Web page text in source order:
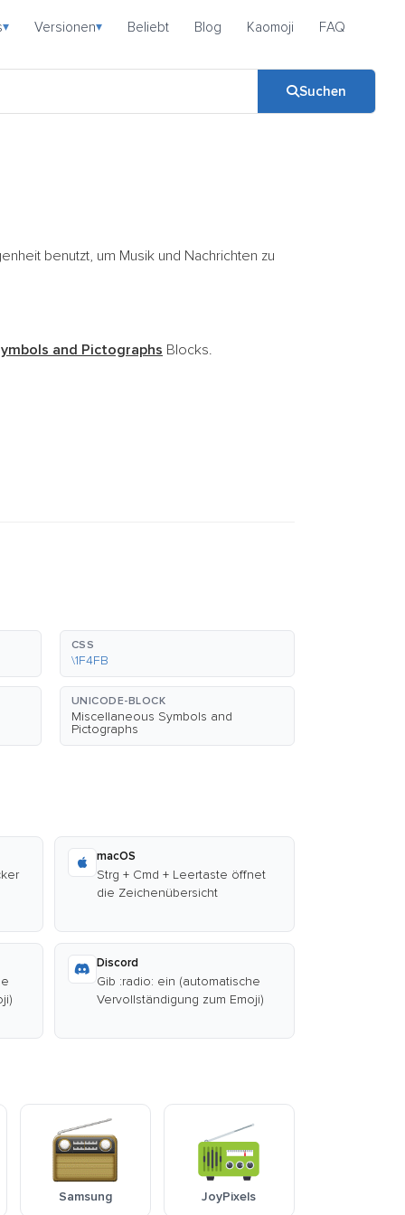
▾ Versionen▾ Beliebt Blog Kaomoji FAQ
Suchen
benutzt, um Musik und Nachrichten zu
and Pictographs Blocks.
CSS
\1F4FB
UNICODE-BLOCK
Miscellaneous Symbols and
Pictographs
macOS
Strg + Cmd + Leertaste öffnet
die Zeichenübersicht
Discord
Gib :radio: ein (automatische
Vervollständigung zum Emoji)
Samsung JoyPixels